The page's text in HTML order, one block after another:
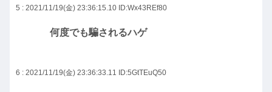
5 : 2021/11/19(金) 23:36:15.10 ID:Wx43REf80
何度でも騙されるハゲ
6 : 2021/11/19(金) 23:36:33.11 ID:5GtTEuQ50